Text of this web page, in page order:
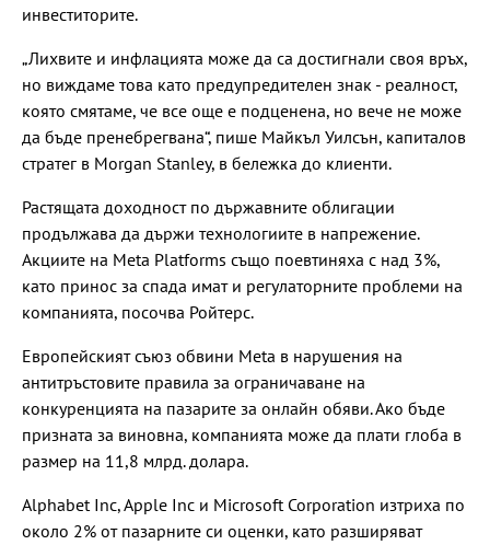
инвеститорите.
„Лихвите и инфлацията може да са достигнали своя връх,
но виждаме това като предупредителен знак - реалност,
която смятаме, че все още е подценена, но вече не може
да бъде пренебрегвана“, пише Майкъл Уилсън, капиталов
стратег в Morgan Stanley, в бележка до клиенти.
Растящата доходност по държавните облигации
продължава да държи технологиите в напрежение.
Акциите на Meta Platforms също поевтиняха с над 3%,
като принос за спада имат и регулаторните проблеми на
компанията, посочва Ройтерс.
Европейският съюз обвини Meta в нарушения на
антитръстовите правила за ограничаване на
конкуренцията на пазарите за онлайн обяви. Ако бъде
призната за виновна, компанията може да плати глоба в
размер на 11,8 млрд. долара.
Alphabet Inc, Apple Inc и Microsoft Corporation изтриха по
около 2% от пазарните си оценки, като разширяват